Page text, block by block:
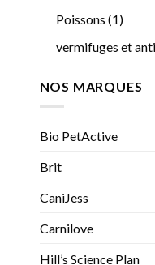
Poissons 11
vermifuges et
NOS MARQUES
Bio PetActive
Brit
CaniJess
Carnilove
Hill’s Science Plan